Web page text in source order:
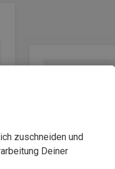
zuschneiden und
Deiner